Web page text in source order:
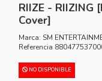
RIIZE - RIIZING
Cover]
Marca: SM
Referencia
NO DISPONIBLE